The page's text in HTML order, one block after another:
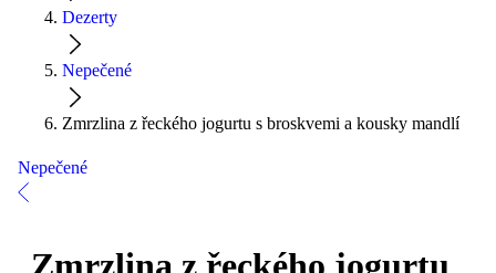
Dezerty
Nepečené
Zmrzlina z řeckého jogurtu s broskvemi a kousky mandlí
Nepečené